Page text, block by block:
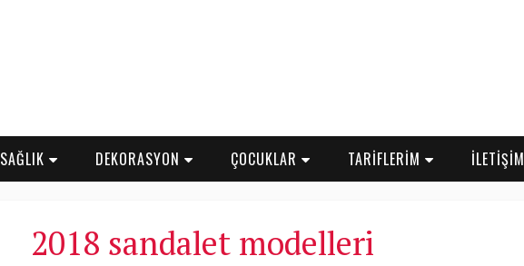
SAĞLIK DEKORASYON ÇOCUKLAR TARİFLERİM İLETİŞİM
2018 sandalet modelleri